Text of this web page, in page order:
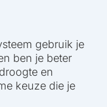
gebruik je
ben je beter
en
keuze die je